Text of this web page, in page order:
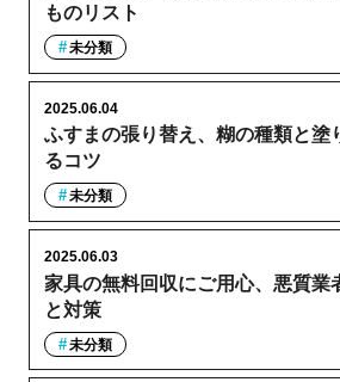
ものリスト
未分類
ふすまの張り替え、糊の種類と塗
るコツ
2025.06.04
未分類
家具の無料回収にご用心、悪質業
と対策
2025.06.03
未分類